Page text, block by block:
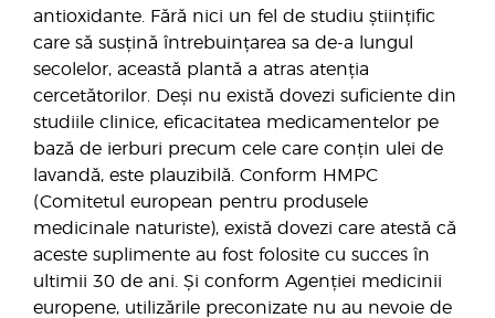
antioxidante. Fără nici un fel de studiu științific
care să susțină întrebuințarea sa de-a lungul
secolelor, această plantă a atras atenția
cercetătorilor. Deși nu există dovezi suficiente din
studiile clinice, eficacitatea medicamentelor pe
bază de ierburi precum cele care conțin ulei de
lavandă, este plauzibilă. Conform HMPC
(Comitetul european pentru produsele
medicinale naturiste), există dovezi care atestă că
aceste suplimente au fost folosite cu succes în
ultimii 30 de ani. Și conform Agenției medicinii
europene, utilizările preconizate nu au nevoie de